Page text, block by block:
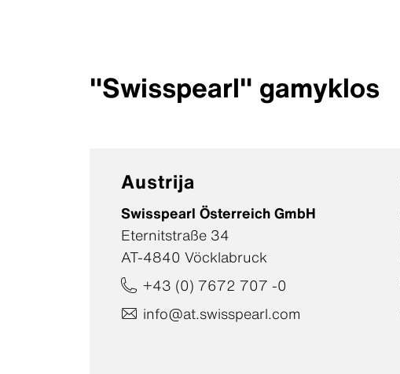
"Swisspearl" gamyklos
Austrija
Swisspearl Österreich GmbH
Eternitstraße 34
AT-4840 Vöcklabruck
+43 (0) 7672 707 -0
info@at.swisspearl.com